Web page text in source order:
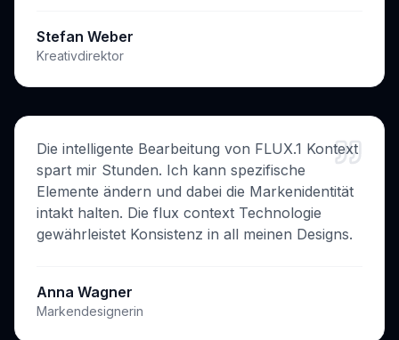
Stefan Weber
Kreativdirektor
Die intelligente Bearbeitung von FLUX.1 Kontext
spart mir Stunden. Ich kann spezifische
Elemente ändern und dabei die Markenidentität
intakt halten. Die flux context Technologie
gewährleistet Konsistenz in all meinen Designs.
Anna Wagner
Markendesignerin